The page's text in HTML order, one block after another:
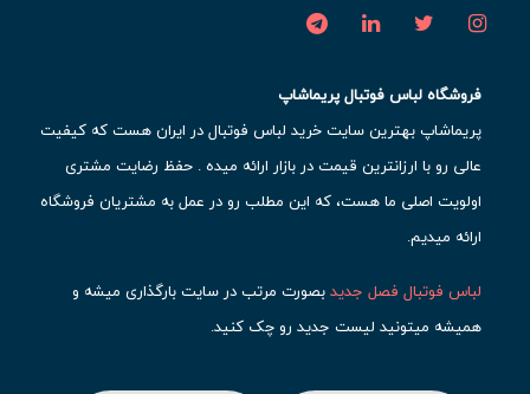
فروشگاه لباس فوتبال پریماشاپ
پریماشاپ بهترین سایت خرید لباس فوتبال در ایران هست که کیفیت
عالی رو با ارزانترین قیمت در بازار ارائه میده . حفظ رضایت مشتری
اولویت اصلی ما هست، که این مطلب رو در عمل به مشتریان فروشگاه
ارائه میدیم.
لباس فوتبال فصل جدیدبصورت مرتب در سایت بارگذاری میشه و
همیشه میتونید لیست جدید رو چک کنید.